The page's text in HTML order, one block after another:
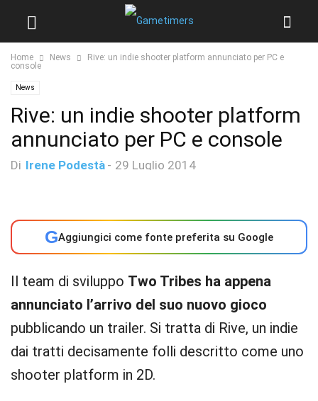
Home News
Rive: un indie shooter platform annunciato per PC e
console
News
Rive: un indie shooter platform
annunciato per PC e console
Di Irene Podestà - 29 Luglio 2014
GAggiungici come fonte preferita su Google
Il team di sviluppo Two Tribes ha appena
annunciato l’arrivo del suo nuovo gioco
pubblicando un trailer. Si tratta di Rive, un indie
dai tratti decisamente folli descritto come uno
shooter platform in 2D.